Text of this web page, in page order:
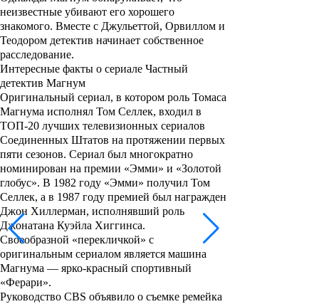
неизвестные убивают его хорошего
знакомого. Вместе с Джульеттой, Орвиллом и
Теодором детектив начинает собственное
расследование.
Интересные факты о сериале Частный
детектив Магнум
Оригинальный сериал, в котором роль Томаса
Магнума исполнял Том Селлек, входил в
ТОП-20 лучших телевизионных сериалов
Соединенных Штатов на протяжении первых
пяти сезонов. Сериал был многократно
номинирован на премии «Эмми» и «Золотой
глобус». В 1982 году «Эмми» получил Том
Селлек, а в 1987 году премией был награжден
Джон Хиллерман, исполнявший роль
Джонатана Куэйла Хиггинса.
Своеобразной «перекличкой» с
оригинальным сериалом является машина
Магнума — ярко-красный спортивный
«Ферари».
Руководство CBS объявило о съемке ремейка